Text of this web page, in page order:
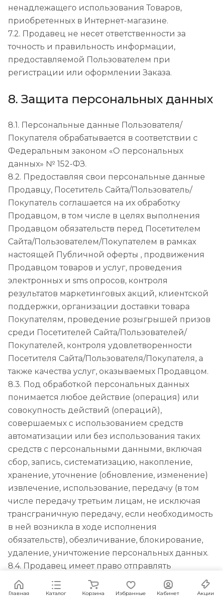
ненадлежащего использования Товаров,
приобретенных в Интернет-магазине.
7.2. Продавец не несет ответственности за
точность и правильность информации,
предоставляемой Пользователем при
регистрации или оформлении Заказа.
8. Защита персональных данных
8.1. Персональные данные Пользователя/
Покупателя обрабатывается в соответствии с
Федеральным законом «О персональных
данных» № 152-ФЗ.
8.2. Предоставляя свои персональные данные
Продавцу, Посетитель Сайта/Пользователь/
Покупатель соглашается на их обработку
Продавцом, в том числе в целях выполнения
Продавцом обязательств перед Посетителем
Сайта/Пользователем/Покупателем в рамках
настоящей Публичной оферты , продвижения
Продавцом товаров и услуг, проведения
электронных и sms опросов, контроля
результатов маркетинговых акций, клиентской
поддержки, организации доставки товара
Покупателям, проведение розыгрышей призов
среди Посетителей Сайта/Пользователей/
Покупателей, контроля удовлетворенности
Посетителя Сайта/Пользователя/Покупателя, а
также качества услуг, оказываемых Продавцом.
8.3. Под обработкой персональных данных
понимается любое действие (операция) или
совокупность действий (операций),
совершаемых с использованием средств
автоматизации или без использования таких
средств с персональными данными, включая
сбор, запись, систематизацию, накопление,
хранение, уточнение (обновление, изменение)
извлечение, использование, передачу (в том
числе передачу третьим лицам, не исключая
трансграничную передачу, если необходимость
в ней возникла в ходе исполнения
обязательств), обезличивание, блокирование,
удаление, уничтожение персональных данных.
8.4. Продавец имеет право отправлять
информационные, в том числе рекламные
сообщения, на электронную почту и мобильный
Главная Каталог Корзина Избранные Кабинет Акции